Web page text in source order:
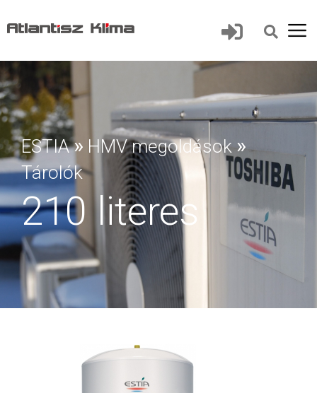
ESTIA » HMV megoldások »
Tárolók
210 literes